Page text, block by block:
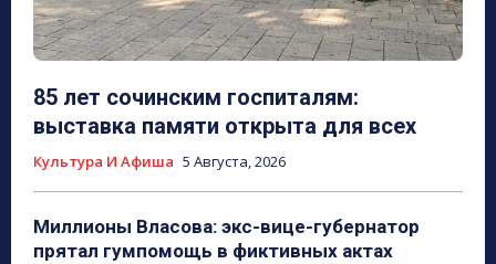
85 лет сочинским госпиталям:
выставка памяти открыта для всех
Культура И Афиша 5 Августа, 2026
Миллионы Власова: экс-вице-губернатор
прятал гумпомощь в фиктивных актах